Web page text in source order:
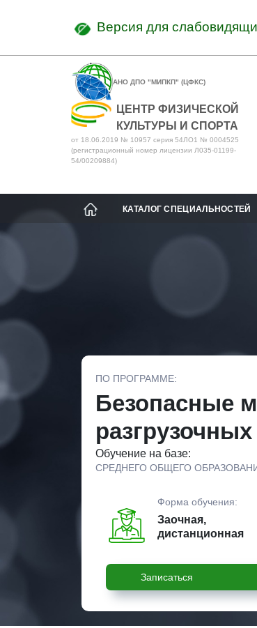
Версия для
АНО ДПО "МИПКП" (ЦФКС)
ЦЕНТР ФИЗИЧЕСКОЙ
КУЛЬТУРЫ И СПОРТА
от 18.06.2019 № 10957 серия 54ЛО1 № 0004525
(регистрационный номер лицензии Л035-01199-
54/00209884)
КАТАЛОГ СПЕЦИАЛЬНОСТЕЙ
ПО ПРОГРАММЕ:
Безопасные
Обучение на базе:
СРЕДНЕГО ОБЩЕГО
Форма обучения:
Заочная,
дистанционная
Записаться